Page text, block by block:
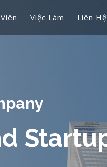
Việc Làm Liên Hệ